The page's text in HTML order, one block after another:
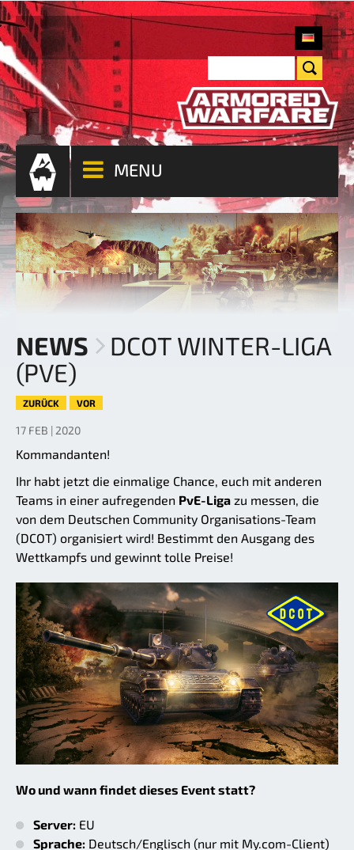
MENU
NEWS
DCOT WINTER-LIGA
(PVE)
ZURÜCK VOR
17 FEB | 2020
Kommandanten!
Ihr habt jetzt die einmalige Chance, euch mit anderen
Teams in einer aufregenden PvE-Liga zu messen, die
von dem Deutschen Community Organisations-Team
(DCOT) organisiert wird! Bestimmt den Ausgang des
Wettkampfs und gewinnt tolle Preise!
Wo und wann findet dieses Event statt?
Server: EU
Sprache: Deutsch/Englisch (nur mit My.com-Client)